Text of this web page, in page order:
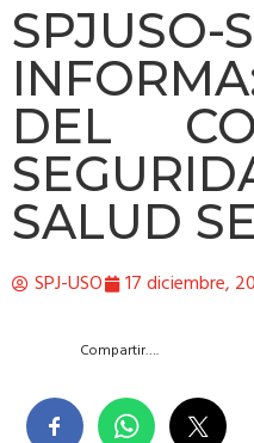
SPJUSO-
DEL
SALUD
SPJ-USO 17 diciembre,
Compartir….